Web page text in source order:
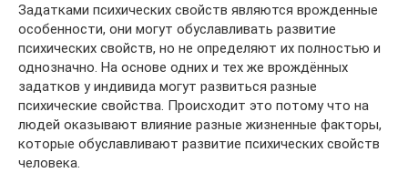
Задатками психических свойств являются врожденные
особенности, они могут обуславливать развитие
психических свойств, но не определяют их полностью и
однозначно. На основе одних и тех же врождённых
задатков у индивида могут развиться разные
психические свойства. Происходит это потому что на
людей оказывают влияние разные жизненные факторы,
которые обуславливают развитие психических свойств
человека.